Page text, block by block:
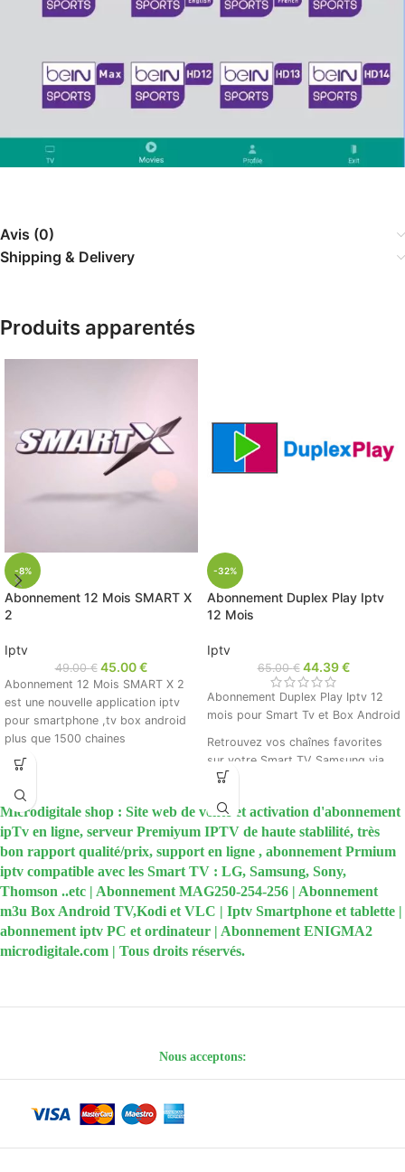
Avis (0)
Shipping & Delivery
Produits apparentés
-8%
Abonnement 12 Mois SMART X
2
Iptv
49.00€ 45.00€
Abonnement 12 Mois SMART X 2
est une nouvelle application iptv
pour smartphone ,tv box android
plus que 1500 chaines
Code livré sur le champs par email.
-32%
Abonnement Duplex Play Iptv
12 Mois
Iptv
65.00€ 44.39€
Abonnement Duplex Play Iptv 12
mois pour Smart Tv et Box Android
Retrouvez vos chaînes favorites
sur votre Smart TV Samsung via
l’application Duplex Play IPTV Avec
besoin de récepteur, il suffit juste
de connecter votre smart TV ou
box android à internet.
Spécialement conçu pour les Smart
TV et BOX ANDROID l’abonnement
Duplex Play IPTV est optimisé au
niveau de la qualité d’image ainsi
que la qualité du streaming afin de
sans passer par un récepteur ni
genre avec une qualité graphique
HD- ULTRA HD ET 4K.
commande
Microdigitale shop : Site web de vente et activation d'abonnement
ipTv en ligne, serveur Premiyum IPTV de haute stablilité, très
bon rapport qualité/prix, support en ligne , abonnement Prmium
iptv compatible avec les Smart TV : LG, Samsung, Sony,
Thomson ..etc | Abonnement MAG250-254-256 | Abonnement
m3u Box Android TV,Kodi et VLC | Iptv Smartphone et tablette |
abonnement iptv PC et ordinateur | Abonnement ENIGMA2
microdigitale.com | Tous droits réservés.
Nous acceptons: